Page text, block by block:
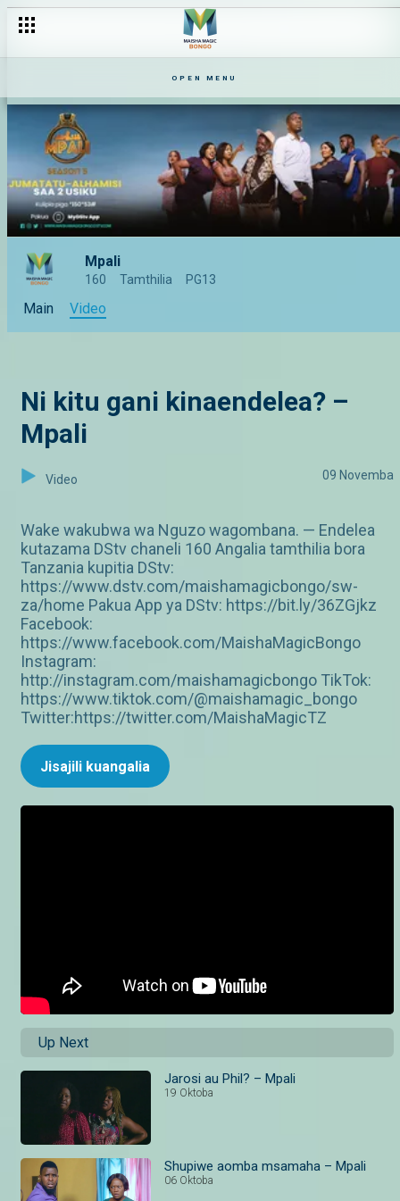
OPEN MENU
Mpali
160 Tamthilia PG13
Main Video
Ni kitu gani kinaendelea? –
Mpali
Video 09 Novemba
Wake wakubwa wa Nguzo wagombana. — Endelea
kutazama DStv chaneli 160 Angalia tamthilia bora
Tanzania kupitia DStv:
https://www.dstv.com/maishamagicbongo/sw-
za/home Pakua App ya DStv: https://bit.ly/36ZGjkz
Facebook:
https://www.facebook.com/MaishaMagicBongo
Instagram:
http://instagram.com/maishamagicbongo TikTok:
https://www.tiktok.com/@maishamagic_bongo
Twitter:https://twitter.com/MaishaMagicTZ
Jisajili kuangalia
Up Next
Jarosi au Phil? – Mpali
19 Oktoba
Shupiwe aomba msamaha – Mpali
06 Oktoba